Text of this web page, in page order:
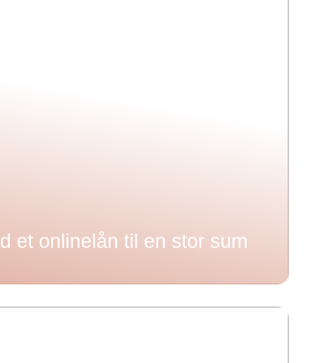
et onlinelån til en stor sum